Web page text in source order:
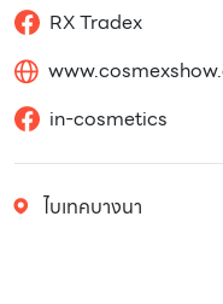
RX Tradex
in-cosmetics
ไบเทคบางนา